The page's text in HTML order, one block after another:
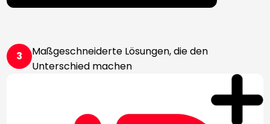
3
Maßgeschneiderte Lösungen, die den
Unterschied machen